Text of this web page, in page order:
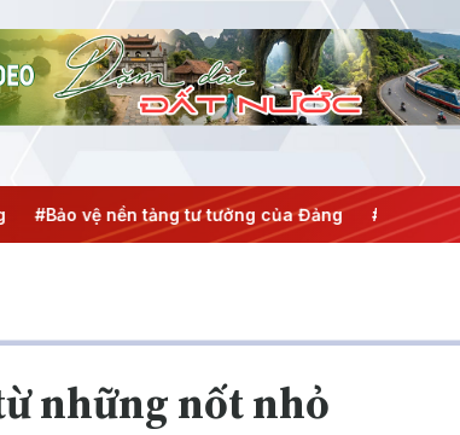
tảng tư tưởng của Đảng #Hội nghị Trung ương 3
những nốt nhỏ